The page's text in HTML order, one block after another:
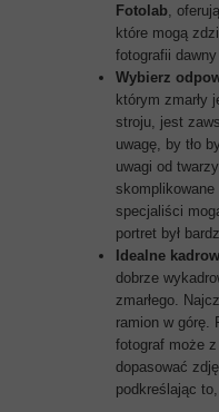
Fotolab,
które mogą
fotografii
Wybierz
którym zmarły
stroju, jest
uwagę, by tło
uwagi od
specjaliści
portret był
Idealne
dobrze
zmarłego.
ramion w górę.
fotograf może
dopasować
podkreślając